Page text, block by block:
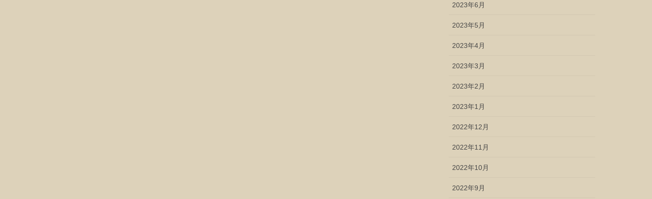
2023年6月
2023年5月
2023年4月
2023年3月
2023年2月
2023年1月
2022年12月
2022年11月
2022年10月
2022年9月